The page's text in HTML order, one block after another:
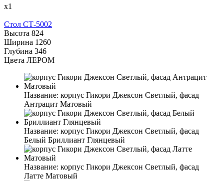
х1
Стол СТ-5002
Высота 824
Ширина 1260
Глубина 346
Цвета ЛЕРОМ
Название: корпус Гикори Джексон Светлый, фасад
Антрацит Матовый
Название: корпус Гикори Джексон Светлый, фасад
Белый Бриллиант Глянцевый
Название: корпус Гикори Джексон Светлый, фасад
Латте Матовый